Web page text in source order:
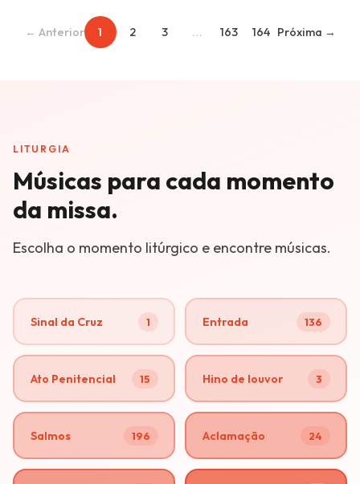
← Anterior 1 2 3 … 163 164 Próxima →
LITURGIA
Músicas para cada momento
da missa.
Escolha o momento litúrgico e encontre músicas.
Sinal da Cruz 1 Entrada 136
Ato Penitencial 15 Hino de louvor 3
Salmos 196 Aclamação 24